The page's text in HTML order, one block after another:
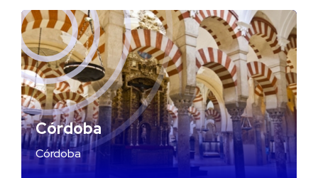
Córdoba
Córdoba